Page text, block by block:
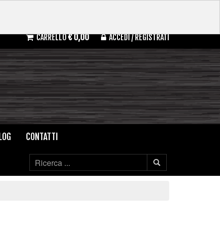
CARRELLO€ 0,00 ACCEDI / REGISTRATI
CONTATTI